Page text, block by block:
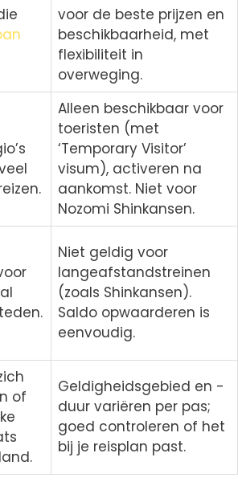
voor de beste prijzen en
beschikbaarheid, met
flexibiliteit in
overweging.
Alleen beschikbaar voor
toeristen (met
‘Temporary Visitor’
visum), activeren na
aankomst. Niet voor
Nozomi Shinkansen.
Niet geldig voor
langeafstandstreinen
(zoals Shinkansen).
Saldo opwaarderen is
eenvoudig.
of
Geldigheidsgebied en -
duur variëren per pas;
goed controleren of het
bij je reisplan past.